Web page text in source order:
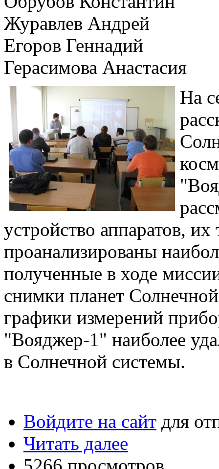
Журавлев Андрей
Егоров Геннадий
Герасимова Анастасия
На
устройство аппаратов, их
проанализированы
полученные в ходе
снимки планет
графики измерений
"Вояджер-1" наиболее
в Солнечной системы.
Войдите на сайт для
Читать далее